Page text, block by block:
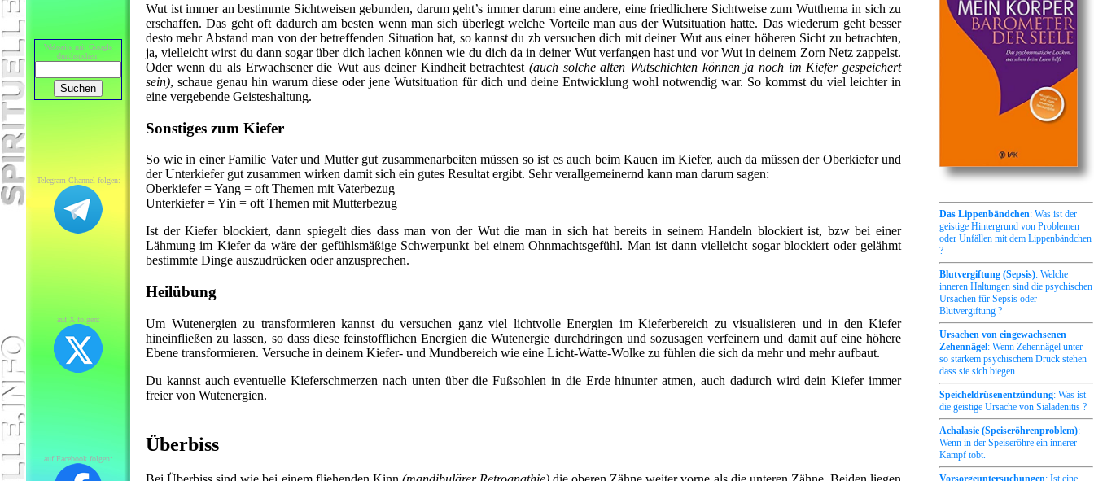
Webseite mit Google
durch­suchen:
Telegram Channel folgen:
auf X folgen:
auf Facebook folgen:
Wut ist immer an bestimmte Sichtweisen gebunden, darum geht’s immer darum eine andere, eine friedlichere Sichtweise zum Wutthema in sich zu
erschaffen. Das geht oft dadurch am besten wenn man sich überlegt welche Vorteile man aus der Wutsituation hatte. Das wiederum geht besser
desto mehr Abstand man von der betreffenden Situation hat, so kannst du zb versuchen dich mit deiner Wut aus einer höheren Sicht zu betrachten,
ja, vielleicht wirst du dann sogar über dich lachen können wie du dich da in deiner Wut verfangen hast und vor Wut in deinem Zorn Netz zappelst.
Oder wenn du als Erwachsener die Wut aus deiner Kindheit betrachtest(auch solche alten Wutschichten können ja noch im Kiefer gespeichert
sein), schaue genau hin warum diese oder jene Wutsituation für dich und deine Entwicklung wohl notwendig war. So kommst du viel leichter in
eine vergebende Geisteshaltung.
Sonstiges zum Kiefer
So wie in einer Familie Vater und Mutter gut zusammenarbeiten müssen so ist es auch beim Kauen im Kiefer, auch da müssen der Oberkiefer und
der Unterkiefer gut zusammen wirken damit sich ein gutes Resultat ergibt. Sehr verallgemeinernd kann man darum sagen:
Oberkiefer = Yang = oft Themen mit Vaterbezug
Unterkiefer = Yin = oft Themen mit Mutterbezug
Ist der Kiefer blockiert, dann spiegelt dies dass man von der Wut die man in sich hat bereits in seinem Handeln blockiert ist, bzw bei einer
Lähmung im Kiefer da wäre der gefühlsmäßige Schwerpunkt bei einem Ohnmachtsgefühl. Man ist dann vielleicht sogar blockiert oder gelähmt
bestimmte Dinge auszudrücken oder anzusprechen.
Heilübung
Um Wutenergien zu transformieren kannst du versuchen ganz viel lichtvolle Energien im Kieferbereich zu visualisieren und in den Kiefer
hineinfließen zu lassen, so dass diese feinstofflichen Energien die Wutenergie durchdringen und sozusagen verfeinern und damit auf eine höhere
Ebene transformieren. Versuche in deinem Kiefer- und Mundbereich wie eine Licht-Watte-Wolke zu fühlen die sich da mehr und mehr aufbaut.
Du kannst auch eventuelle Kieferschmerzen nach unten über die Fußsohlen in die Erde hinunter atmen, auch dadurch wird dein Kiefer immer
freier von Wutenergien.
Überbiss
Das Lippenbändchen: Was ist der
geistige Hintergrund von Problemen
oder Unfällen mit dem Lippenbändchen
?
Blutvergiftung (Sepsis): Welche
inneren Haltungen sind die psychischen
Ursachen für Sepsis oder
Blutvergiftung ?
Ursachen von eingewachsenen
Zehennägel: Wenn Zehennägel unter
so starkem psychischem Druck stehen
dass sie sich biegen.
Speicheldrüsenentzündung: Was ist
die geistige Ursache von Sialadenitis ?
Achalasie (Speiseröhrenproblem):
Wenn in der Speiseröhre ein innerer
Kampf tobt.
Vorsorgeuntersuchungen: Ist eine